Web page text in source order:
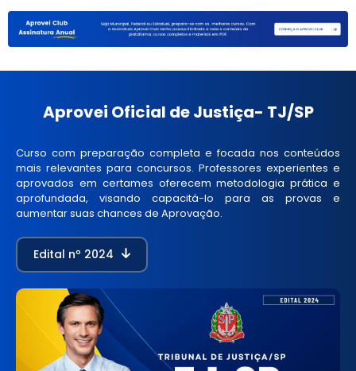
Aprovei Oficial de Justiça- TJ/SP
Curso com preparação completa e focada nos conteúdos
mais relevantes para concursos. Professores experientes e
aprovados em certames oferecem metodologia prática e
aprofundada, visando capacitá-lo para as provas e
aumentar suas chances de Aprovação.
Edital nº 2024